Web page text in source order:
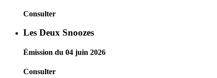
Consulter
Les Deux Snoozes
Émission du 04 juin 2026
Consulter